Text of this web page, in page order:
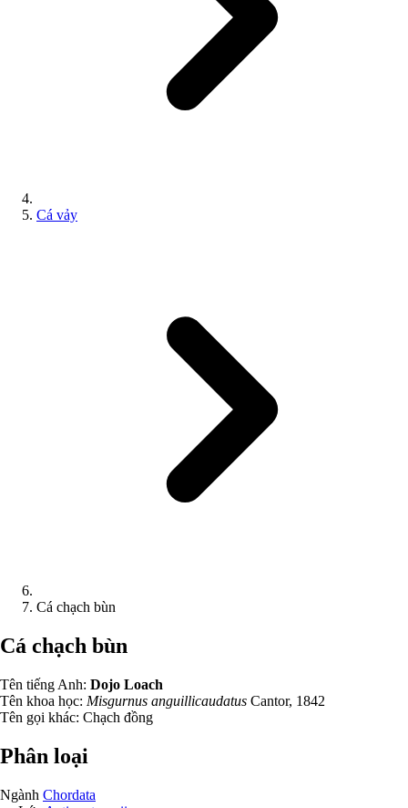
Cá vảy
Cá chạch bùn
Cá chạch bùn
Tên tiếng Anh: Dojo Loach
Tên khoa học: Misgurnus anguillicaudatus Cantor, 1842
Tên gọi khác: Chạch đồng
Phân loại
Ngành Chordata